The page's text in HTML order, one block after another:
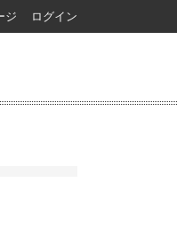
ジ ログイン